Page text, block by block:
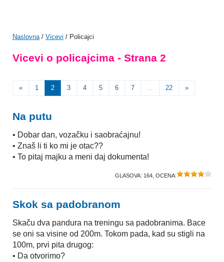
Naslovna/ Vicevi / Policajci
Vicevi o policajcima - Strana 2
« 1 2 3 4 5 6 7 ... 22 »
Na putu
• Dobar dan, vozačku i saobraćajnu!
• Znaš li ti ko mi je otac??
• To pitaj majku a meni daj dokumenta!
GLASOVA: 164 , OCENA:
Skok sa padobranom
Skaču dva pandura na treningu sa padobranima. Bace
se oni sa visine od 200m. Tokom pada, kad su stigli na
100m, prvi pita drugog:
• Da otvorimo?